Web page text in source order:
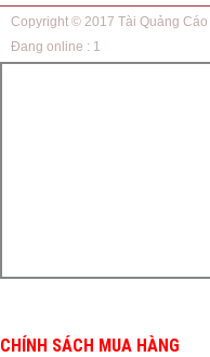
Copyright © 2017 Tài Quảng Cáo
Đang online : 1
CHÍNH SÁCH MUA HÀNG